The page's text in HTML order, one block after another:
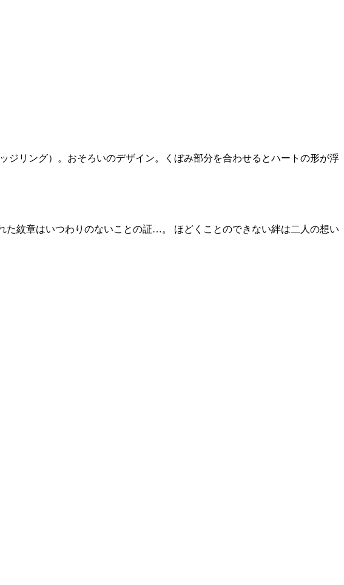
リング）。おそろいのデザイン。くぼみ部分を合わせるとハートの形が浮
紋章はいつわりのないことの証…。 ほどくことのできない絆は二人の想い